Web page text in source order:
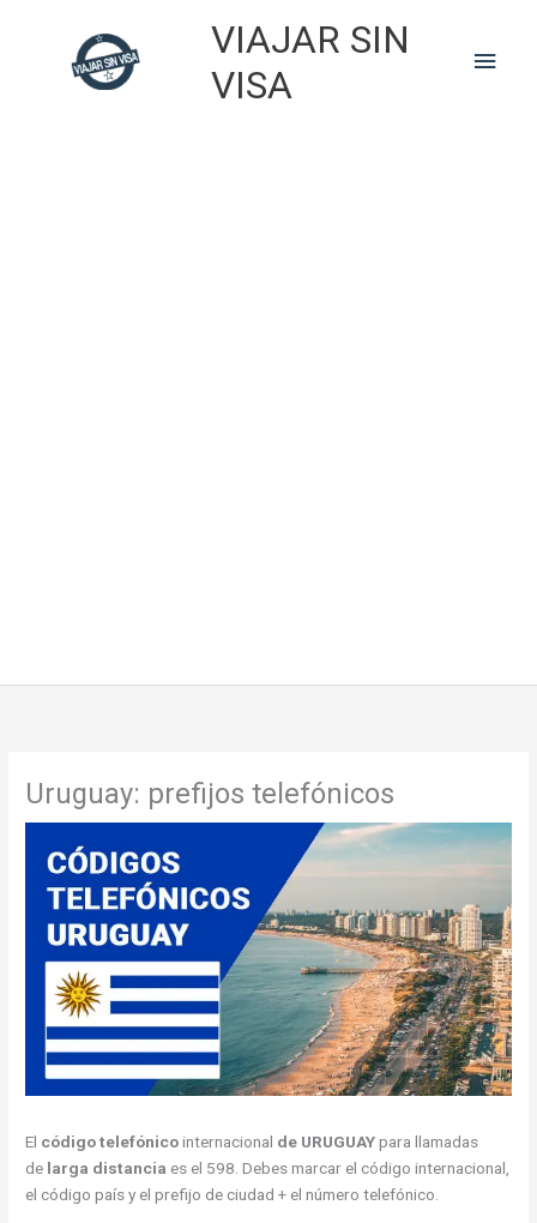
VIAJAR SIN
VISA
Main
Uruguay: prefijos telefónicos
El código telefónicointernacional de URUGUAYpara llamadas
de larga distancia es el 598. Debes marcar el código internacional,
el código país y el prefijo de ciudad + el número telefónico.